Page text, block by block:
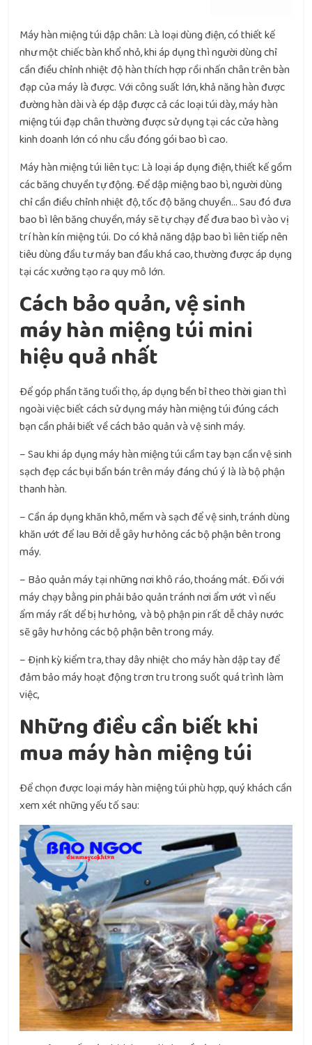
Máy hàn miệng túi dập chân: Là loại dùng điện, có thiết kế
như một chiếc bàn khổ nhỏ, khi áp dụng thì người dùng chỉ
cần điều chỉnh nhiệt độ hàn thích hợp rồi nhấn chân trên bàn
đạp của máy là được. Với công suất lớn, khả năng hàn được
đường hàn dài và ép dập được cả các loại túi dày, máy hàn
miệng túi đạp chân thường được sử dụng tại các cửa hàng
kinh doanh lớn có nhu cầu đóng gói bao bì cao.
Máy hàn miệng túi liên tục: Là loại áp dụng điện, thiết kế gồm
các băng chuyền tự động. Để dập miệng bao bì, người dùng
chỉ cần điều chỉnh nhiệt độ, tốc độ băng chuyền… Sau đó đưa
bao bì lên băng chuyền, máy sẽ tự chạy để đưa bao bì vào vị
trí hàn kín miệng túi. Do có khả năng dập bao bì liên tiếp nên
tiêu dùng đầu tư máy ban đầu khá cao, thường được áp dụng
tại các xưởng tạo ra quy mô lớn.
Cách bảo quản, vệ sinh
máy hàn miệng túi mini
hiệu quả nhất
Để góp phần tăng tuổi thọ, áp dụng bền bỉ theo thời gian thì
ngoài việc biết cách sử dụng máy hàn miệng túi đúng cách
bạn cần phải biết về cách bảo quản và vệ sinh máy.
– Sau khi áp dụng máy hàn miệng túi cầm tay bạn cần vệ sinh
sạch đẹp các bụi bẩn bán trên máy đáng chú ý là là bộ phận
thanh hàn.
– Cần áp dụng khăn khô, mềm và sạch để vệ sinh, tránh dùng
khăn ướt để lau Bởi dễ gây hư hỏng các bộ phận bên trong
máy.
– Bảo quản máy tại những nơi khô ráo, thoáng mát. Đối với
máy chạy bằng pin phải bảo quản tránh nơi ẩm ướt vì nếu
ẩm máy rất dể bị hư hỏng, và bộ phận pin rất dễ chảy nước
sẽ gây hư hỏng các bộ phận bên trong máy.
– Định kỳ kiểm tra, thay dây nhiệt cho máy hàn dập tay để
đảm bảo máy hoạt động trơn tru trong suốt quá trình làm
việc,
Những điều cần biết khi
mua máy hàn miệng túi
Để chọn được loại máy hàn miệng túi phù hợp, quý khách cần
xem xét những yếu tố sau: